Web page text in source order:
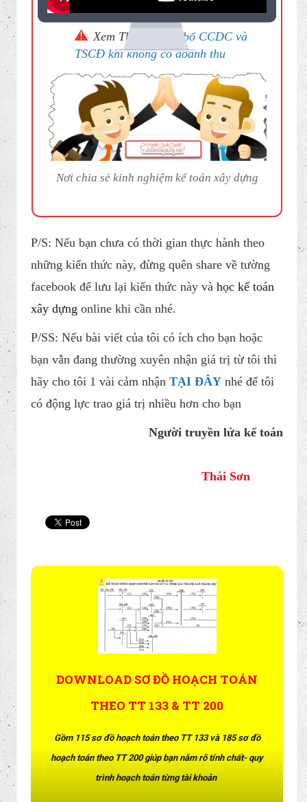
Xem Thêm:
Phân bổ CCDC và
TSCĐ khi không có doanh thu
Nơi chia sẻ kinh nghiệm kế toán xây dựng
P/S: Nếu bạn chưa có thời gian thực hành theo
những kiến thức này, đừng quên share về tường
facebook để lưu lại kiến thức này và học kế toán
xây dựng online khi cần nhé.
P/SS: Nếu bài viết của tôi có ích cho bạn hoặc
bạn vẫn đang thường xuyên nhận giá trị từ tôi thì
hãy cho tôi 1 vài cảm nhận TẠI ĐÂY nhé để tôi
có động lực trao giá trị nhiều hơn cho bạn​
Người truyền lửa kế toán
Thái Sơn​
DOWNLOAD SƠ ĐỒ HOẠCH TOÁN
THEO TT 133 & TT 200
Gồm 115 sơ đồ hoạch toán theo TT 133 và 185 sơ đồ
hoạch toán theo TT 200 giúp bạn nắm rõ tính chất- quy
trình hoạch toán từng tài khoản